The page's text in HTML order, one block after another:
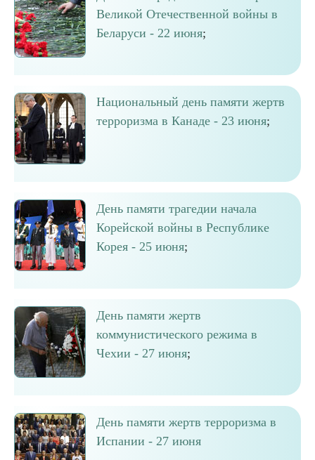
Великой Отечественной войны в
Беларуси - 22 июня;
Национальный день памяти жертв
терроризма в Канаде - 23 июня;
День памяти трагедии начала
Корейской войны в Республике
Корея - 25 июня;
День памяти жертв
коммунистического режима в
Чехии - 27 июня;
День памяти жертв терроризма в
Испании - 27 июня